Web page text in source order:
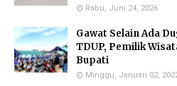
Rabu, Juni 24, 2026
Gawat Selain Ada
TDUP, Pemilik
Bupati
Minggu, Januari 02,